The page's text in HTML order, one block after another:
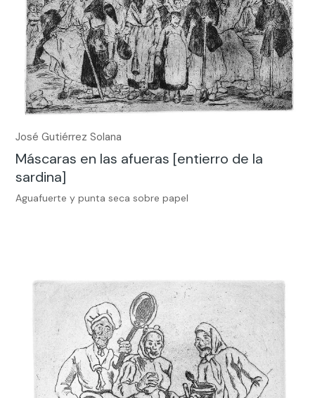
José Gutiérrez Solana
Máscaras en las afueras [entierro de la
sardina]
Aguafuerte y punta seca sobre papel